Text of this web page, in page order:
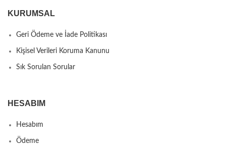
KURUMSAL
Geri Ödeme ve İade Politikası
Kişisel Verileri Koruma Kanunu
Sık Sorulan Sorular
HESABIM
Hesabım
Ödeme